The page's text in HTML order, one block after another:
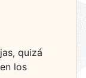
quizá
los